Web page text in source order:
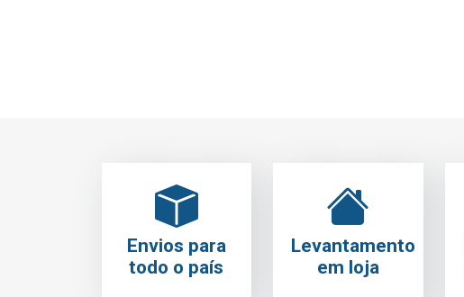
Envios para
todo o país
Levantamento
em loja